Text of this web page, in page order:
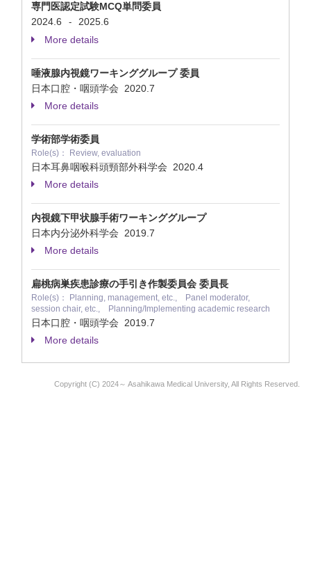
専門医認定試験MCQ単問委員
2024.6
-
2025.6
More details
唾液腺内視鏡ワーキンググループ 委員
日本口腔・咽頭学会 2020.7
More details
学術部学術委員
Role(s)： Review, evaluation
日本耳鼻咽喉科頭頸部外科学会 2020.4
More details
内視鏡下甲状腺手術ワーキンググループ
日本内分泌外科学会 2019.7
More details
扁桃病巣疾患診療の手引き作製委員会 委員長
Role(s)： Planning, management, etc., Panel moderator,
session chair, etc., Planning/Implementing academic research
日本口腔・咽頭学会 2019.7
More details
Copyright (C) 2024～ Asahikawa Medical University, All Rights Reserved.